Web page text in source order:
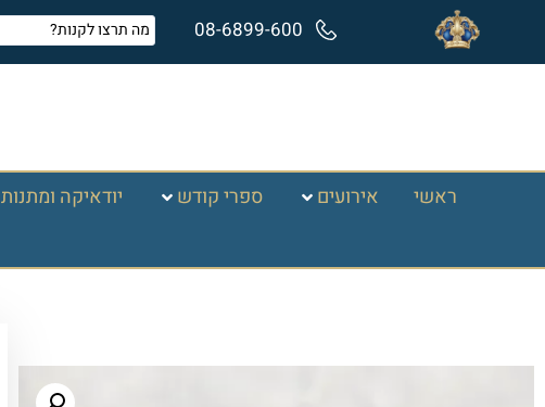
08-6899-600
ראשי אירועים ספרי קודש יודאיקה ומתנות